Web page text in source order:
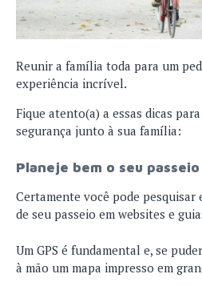
Reunir a família toda para um
experiência incrível.
Fique atento(a) a essas dicas
segurança junto à sua família:
Planeje bem o seu passeio
Certamente você pode pesquisar
de seu passeio em websites e
Um GPS é fundamental e, se
à mão um mapa impresso em